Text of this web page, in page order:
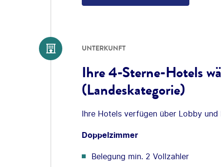
UNTERKUNFT
Ihre 4-Sterne-Hotels
(Landeskategorie)
Ihre Hotels verfügen über Lobby und
Doppelzimmer
Belegung min. 2 Vollzahler